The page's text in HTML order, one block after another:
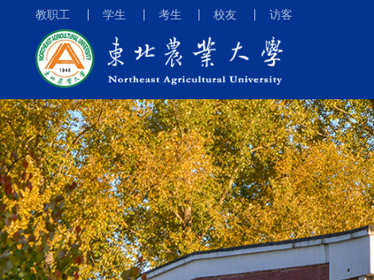
教职工 学生 考生 校友 访客